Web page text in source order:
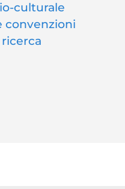
culturale
convenzioni